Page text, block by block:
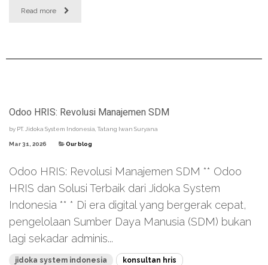
Read more
Odoo HRIS: Revolusi Manajemen SDM
by PT. Jidoka System Indonesia, Tatang Iwan Suryana
Mar 31, 2026 Our blog
Odoo HRIS: Revolusi Manajemen SDM ** Odoo
HRIS dan Solusi Terbaik dari Jidoka System
Indonesia ** * Di era digital yang bergerak cepat,
pengelolaan Sumber Daya Manusia (SDM) bukan
lagi sekadar adminis...
jidoka system indonesia konsultan hris